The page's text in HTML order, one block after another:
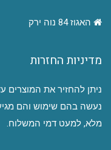
האגוז 84 נוה ירק
מדיניות החזרות
ניתן להחזיר את המוצרים
נעשה בהם שימוש והם
מלא, למעט דמי המשלוח.